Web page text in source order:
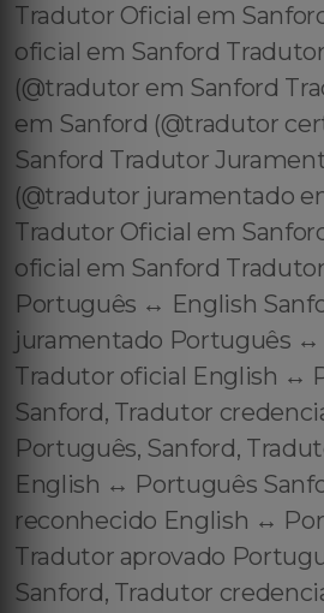
Tradutor Oficial em
oficial em Sanford
(@tradutor em Sanford
em Sanford (@tradutor
Sanford Tradutor
(@tradutor juramentado
Tradutor Oficial em
oficial em Sanford
Português ↔️ English
juramentado Português ↔️
Tradutor oficial English ↔️
Sanford, Tradutor
Português, Sanford,
English ↔️ Português
reconhecido English ↔️
Tradutor aprovado
Sanford, Tradutor